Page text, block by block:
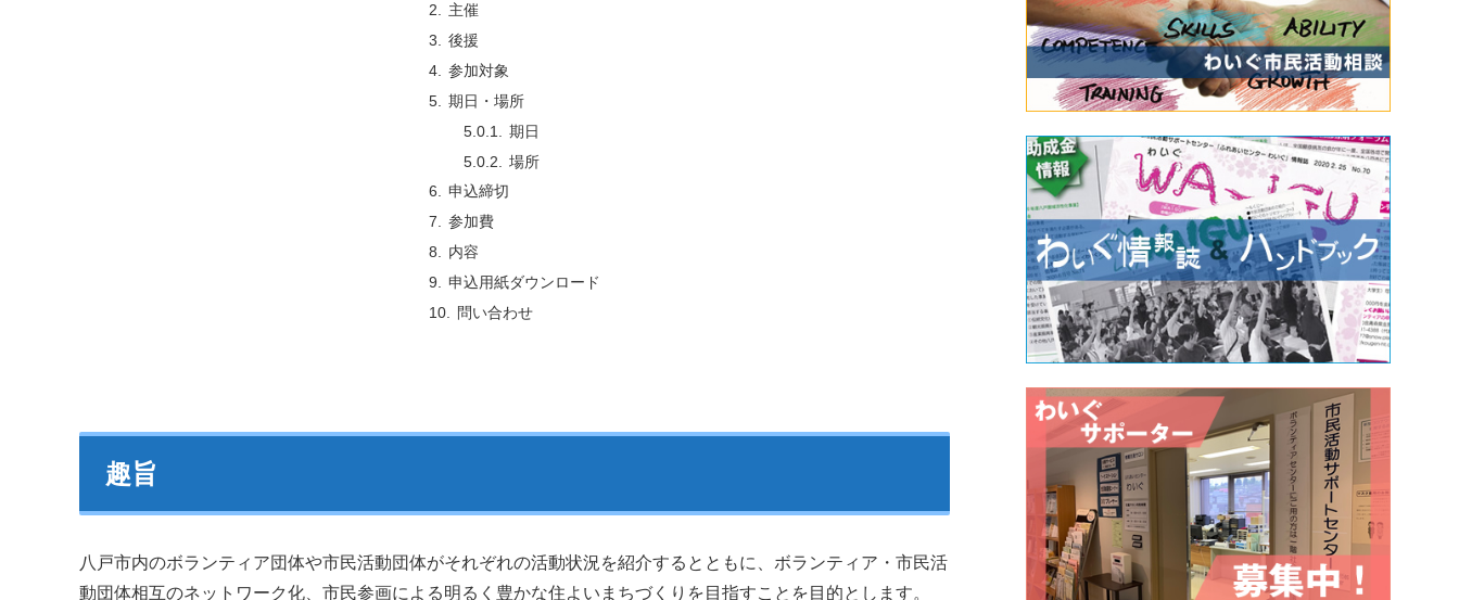
主催
後援
参加対象
期日・場所
期日
場所
申込締切
参加費
内容
申込用紙ダウンロード
問い合わせ
趣旨
八戸市内のボランティア団体や市民活動団体がそれぞれの活動状況を紹介するとともに、ボランティア・市民活
動団体相互のネットワーク化、市民参画による明るく豊かな住よいまちづくりを目指すことを目的とします。